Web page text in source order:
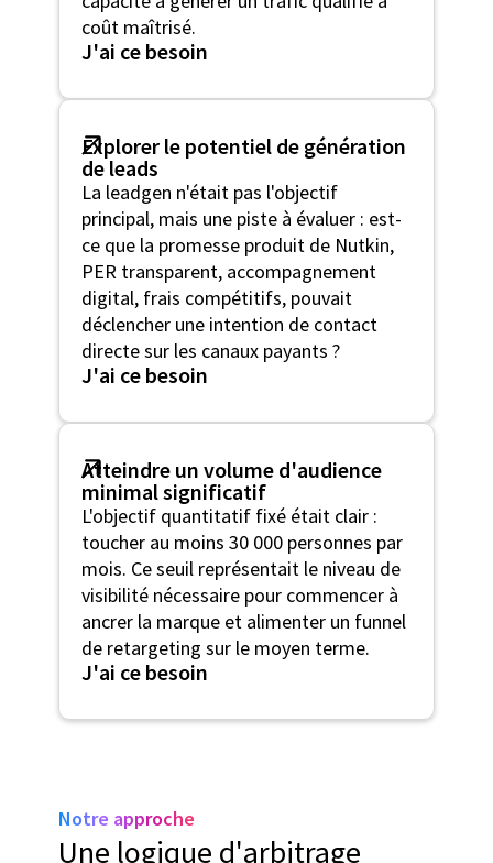
coût maîtrisé.
J'ai ce besoin
Explorer le potentiel de génération
de leads
La leadgen n'était pas l'objectif
principal, mais une piste à évaluer : est-
ce que la promesse produit de Nutkin,
PER transparent, accompagnement
digital, frais compétitifs, pouvait
déclencher une intention de contact
directe sur les canaux payants ?
J'ai ce besoin
Atteindre un volume d'audience
minimal significatif
L'objectif quantitatif fixé était clair :
toucher au moins 30 000 personnes par
mois. Ce seuil représentait le niveau de
visibilité nécessaire pour commencer à
ancrer la marque et alimenter un funnel
de retargeting sur le moyen terme.
J'ai ce besoin
Notre approche
Une logique d'arbitrage